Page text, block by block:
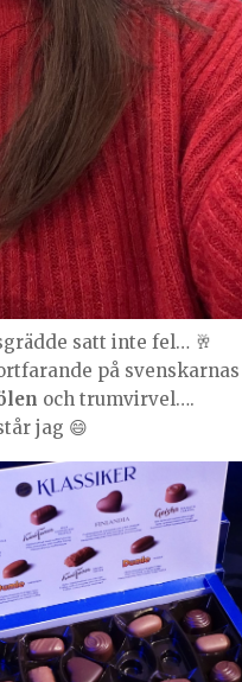
satt inte fel… 🥂
på svenskarnas
och trumvirvel….
jag 😄